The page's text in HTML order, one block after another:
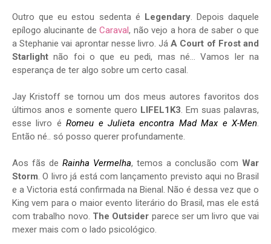
Outro que eu estou sedenta é Legendary. Depois daquele
epílogo alucinante deCaraval, não vejo a hora de saber o que
a Stephanie vai aprontar nesse livro. JáA Court of Frost and
Starlight não foi o que eu pedi, mas né... Vamos ler na
esperança de ter algo sobre um certo casal.
Jay Kristoff se tornou um dos meus autores favoritos dos
últimos anos e somente quero LIFEL1K3. Em suas palavras,
esse livro éRomeu e Julieta encontra Mad Max e X-Men.
Então né.. só posso querer profundamente.
Aos fãs de Rainha Vermelha, temos a conclusão com War
Storm. O livro já está com lançamento previsto aqui no Brasil
e a Victoria está confirmada na Bienal. Não é dessa vez que o
King vem para o maior evento literário do Brasil, mas ele está
com trabalho novo. The Outsider parece ser um livro que vai
mexer mais com o lado psicológico.